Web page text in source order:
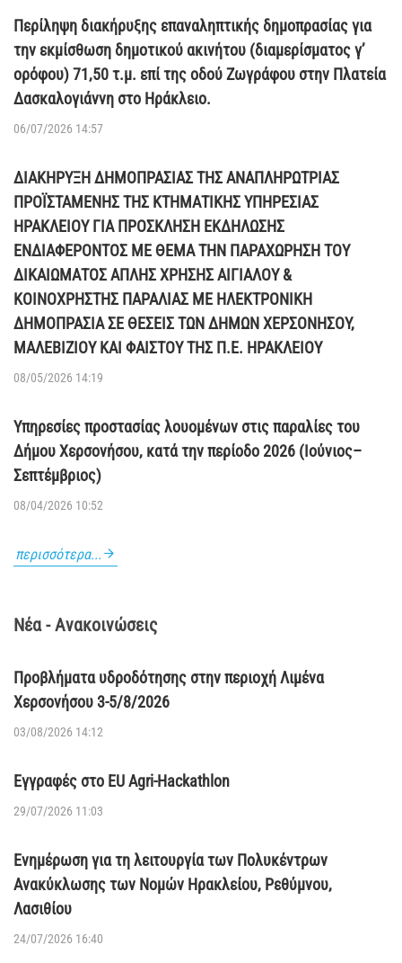
Περίληψη διακήρυξης επαναληπτικής δημοπρασίας για
την εκμίσθωση δημοτικού ακινήτου (διαμερίσματος γ’
ορόφου) 71,50 τ.μ. επί της οδού Ζωγράφου στην Πλατεία
Δασκαλογιάννη στο Ηράκλειο.
06/07/2026 14:57
ΔΙΑΚΗΡΥΞΗ ΔΗΜΟΠΡΑΣΙΑΣ ΤΗΣ ΑΝΑΠΛΗΡΩΤΡΙΑΣ
ΠΡΟΪΣΤΑΜΕΝΗΣ ΤΗΣ ΚΤΗΜΑΤΙΚΗΣ ΥΠΗΡΕΣΙΑΣ
ΗΡΑΚΛΕΙΟΥ ΓΙΑ ΠΡΟΣΚΛΗΣΗ ΕΚΔΗΛΩΣΗΣ
ΕΝΔΙΑΦΕΡΟΝΤΟΣ ΜΕ ΘΕΜΑ ΤΗΝ ΠΑΡΑΧΩΡΗΣΗ ΤΟΥ
ΔΙΚΑΙΩΜΑΤΟΣ ΑΠΛΗΣ ΧΡΗΣΗΣ ΑΙΓΙΑΛΟΥ &
ΚΟΙΝΟΧΡΗΣΤΗΣ ΠΑΡΑΛΙΑΣ ΜΕ ΗΛΕΚΤΡΟΝΙΚΗ
ΔΗΜΟΠΡΑΣΙΑ ΣΕ ΘΕΣΕΙΣ ΤΩΝ ΔΗΜΩΝ ΧΕΡΣΟΝΗΣΟΥ,
ΜΑΛΕΒΙΖΙΟΥ ΚΑΙ ΦΑΙΣΤΟΥ ΤΗΣ Π.Ε. ΗΡΑΚΛΕΙΟΥ
08/05/2026 14:19
Υπηρεσίες προστασίας λουομένων στις παραλίες του
Δήμου Χερσονήσου, κατά την περίοδο 2026 (Ιούνιος–
Σεπτέμβριος)
08/04/2026 10:52
περισσότερα...
Νέα - Ανακοινώσεις
Προβλήματα υδροδότησης στην περιοχή Λιμένα
Χερσονήσου 3-5/8/2026
03/08/2026 14:12
Εγγραφές στο EU Agri-Hackathlon
29/07/2026 11:03
Ενημέρωση για τη λειτουργία των Πολυκέντρων
Ανακύκλωσης των Νομών Ηρακλείου, Ρεθύμνου,
Λασιθίου
24/07/2026 16:40